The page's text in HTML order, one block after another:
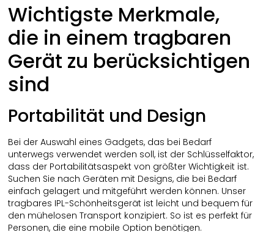
Wichtigste Merkmale,
die in einem tragbaren
Gerät zu berücksichtigen
sind
Portabilität und Design
Bei der Auswahl eines Gadgets, das bei Bedarf
unterwegs verwendet werden soll, ist der Schlüsselfaktor,
dass der Portabilitätsaspekt von größter Wichtigkeit ist.
Suchen Sie nach Geräten mit Designs, die bei Bedarf
einfach gelagert und mitgeführt werden können. Unser
tragbares IPL-Schönheitsgerät ist leicht und bequem für
den mühelosen Transport konzipiert. So ist es perfekt für
Personen, die eine mobile Option benötigen.